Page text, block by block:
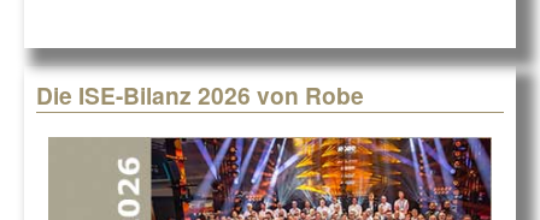
Die ISE-Bilanz 2026 von Robe